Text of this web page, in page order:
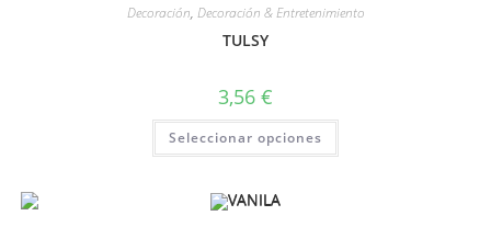
Decoración, Decoración & Entretenimiento
TULSY
3,56 €
Seleccionar opciones